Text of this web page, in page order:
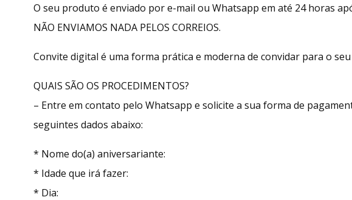
O seu produto é enviado por e-mail ou Whatsapp em até 24 horas
NÃO ENVIAMOS NADA PELOS CORREIOS.
Convite digital é uma forma prática e moderna de convidar para o
QUAIS SÃO OS PROCEDIMENTOS?
– Entre em contato pelo Whatsapp e solicite a sua forma de
seguintes dados abaixo:
* Nome do(a) aniversariante:
* Idade que irá fazer:
* Dia: